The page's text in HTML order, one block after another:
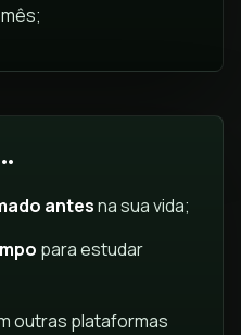
antesna sua vida;
para estudar
outras plataformas